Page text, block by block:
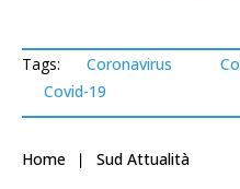
Tags: Coronavirus
Covid-19
Home Sud Attualità